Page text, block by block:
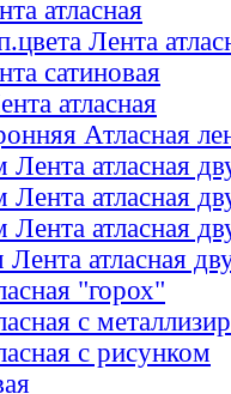
атласная
Лента
сатиновая
атласная
Атласная
Лента атласная
атласная
атласная
Лента атласная
"горох"
с
с рисунком